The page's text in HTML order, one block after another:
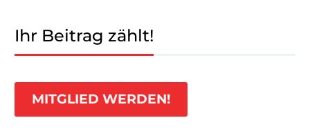
Ihr Beitrag zählt!
MITGLIED WERDEN!